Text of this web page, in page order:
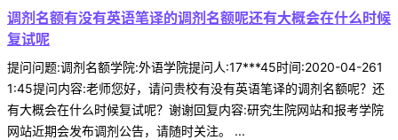
调剂名额有没有英语笔译的调剂名额呢还有大概会在什么时候
复试呢
提问问题:调剂名额学院:外语学院提问人:17***45时间:2020-04-261
1:45提问内容:老师您好，请问贵校有没有英语笔译的调剂名额呢？还
有大概会在什么时候复试呢？谢谢回复内容:研究生院网站和报考学院
网站近期会发布调剂公告，请随时关注。 ...